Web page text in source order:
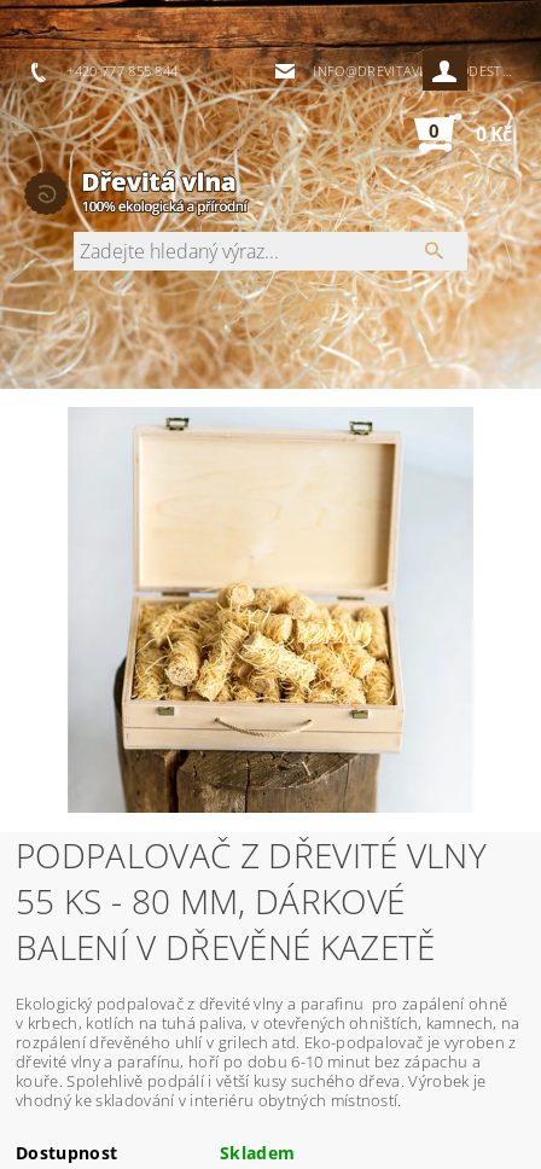
+420 777 855 844 INFO@DREVITAVLNA-PODESTYLKY.CZ
0 0 Kč
PODPALOVAČ Z DŘEVITÉ VLNY
55 KS - 80 MM, DÁRKOVÉ
BALENÍ V DŘEVĚNÉ KAZETĚ
Ekologický podpalovač z dřevité vlny a parafinu pro zapálení ohně
v krbech, kotlích na tuhá paliva, v otevřených ohništích, kamnech, na
rozpálení dřevěného uhlí v grilech atd. Eko-podpalovač je vyroben z
dřevité vlny a parafínu, hoří po dobu 6-10 minut bez zápachu a
kouře. Spolehlivě podpálí i větší kusy suchého dřeva. Výrobek je
vhodný ke skladování v interiéru obytných místností.
Dostupnost Skladem